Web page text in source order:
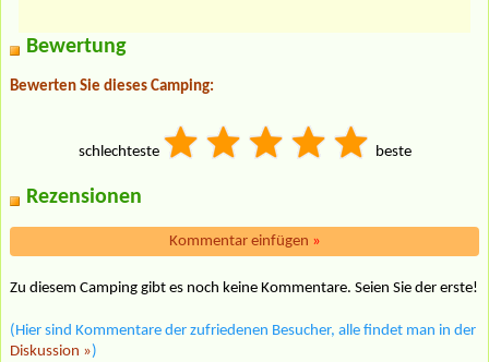
Bewertung
Bewerten Sie dieses Camping:
schlechteste beste
Rezensionen
Kommentar einfügen »
Zu diesem Camping gibt es noch keine Kommentare. Seien Sie der erste!
(Hier sind Kommentare der zufriedenen Besucher, alle findet man in der
Diskussion »)